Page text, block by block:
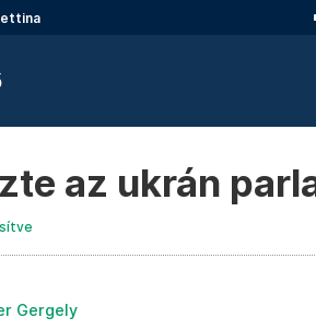
az ukrán
Gergely